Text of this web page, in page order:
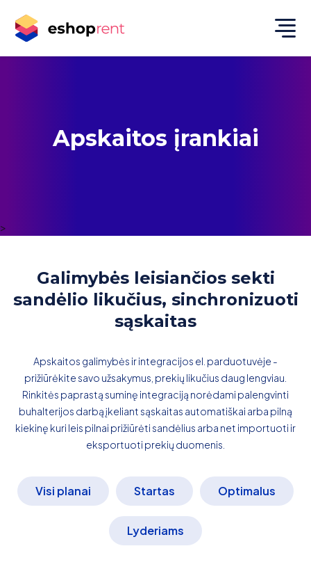
Apskaitos įrankiai
>
Galimybės leisiančios sekti
sandėlio likučius, sinchronizuoti
sąskaitas
Apskaitos galimybės ir integracijos el. parduotuvėje -
prižiūrėkite savo užsakymus, prekių likučius daug lengviau.
Rinkitės paprastą suminę integraciją norėdami palengvinti
buhalterijos darbą įkeliant sąskaitas automatiškai arba pilną
kiekinę kuri leis pilnai prižiūrėti sandėlius arba net importuoti ir
eksportuoti prekių duomenis.
Visi planai Startas Optimalus
Lyderiams